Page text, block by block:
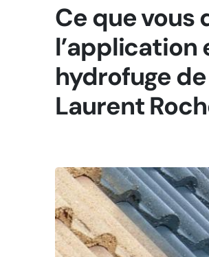
Ce que vous
hydrofuge
Laurent